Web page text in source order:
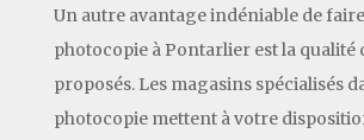
Un autre avantage indéniable de
photocopie à Pontarlier est la qualité
proposés. Les magasins spécialisés
photocopie mettent à votre